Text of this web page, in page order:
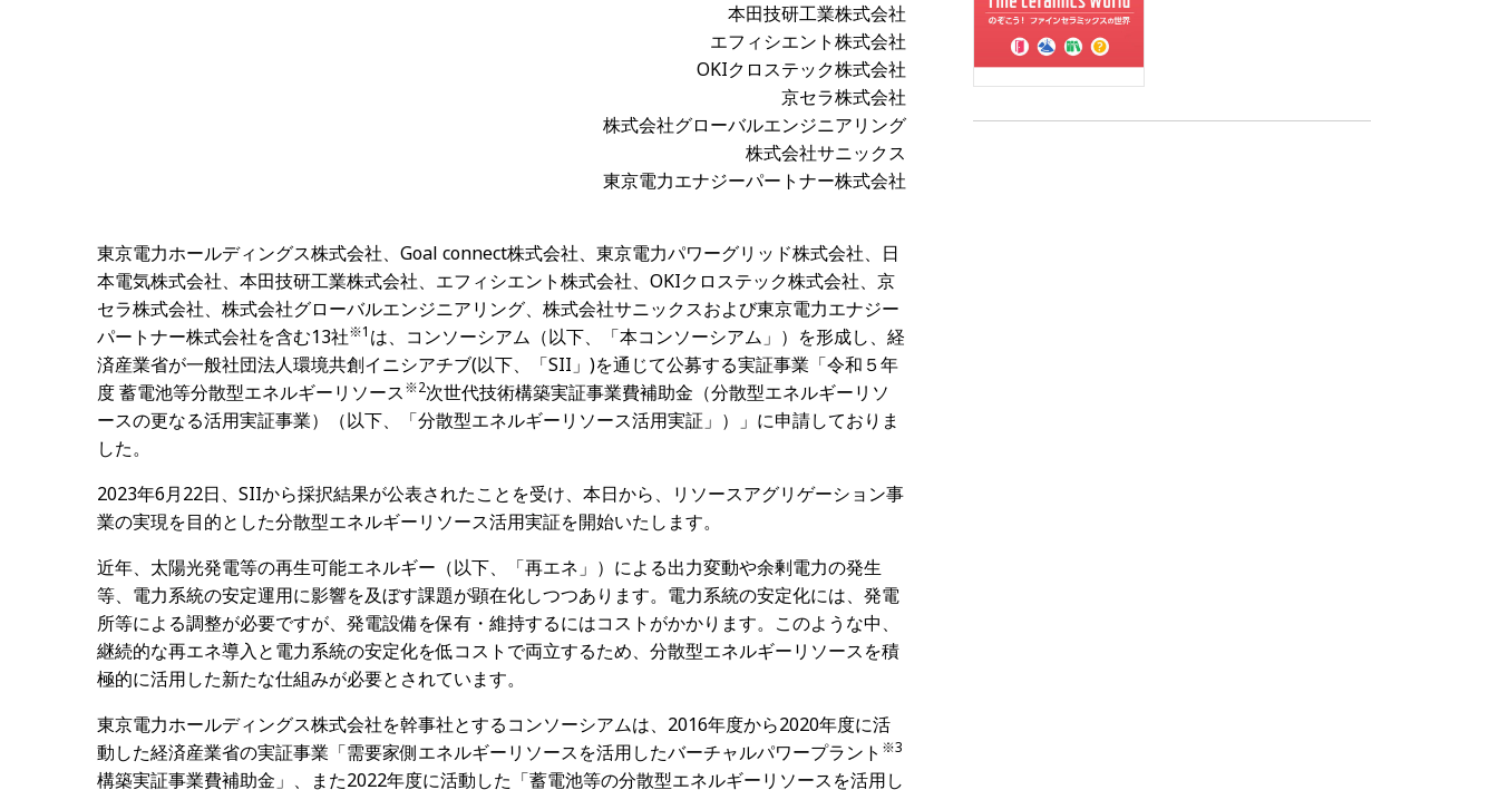
本田技研工業株式会社
エフィシエント株式会社
OKIクロステック株式会社
京セラ株式会社
株式会社グローバルエンジニアリング
株式会社サニックス
東京電力エナジーパートナー株式会社
東京電力ホールディングス株式会社、 Goal connect株式会社、東京電力パワーグリッド株式会社、日
本電気株式会社、本田技研工業株式会社、エフィシエント株式会社、 OKIクロステック株式会社、京
セラ株式会社、株式会社グローバルエンジニアリング、株式会社サニックスおよび東京電力エナジー
パートナー株式会社を含む13社※1 は、コンソーシアム（以下、「本コンソーシアム」）を形成し、経
済産業省が一般社団法人環境共創イニシアチブ(以下、「SII 」 )を通じて公募する実証事業「令和５年
度 蓄電池等分散型エネルギーリソース※2次世代技術構築実証事業費補助金（分散型エネルギーリソ
ースの更なる活用実証事業）（以下、「分散型エネルギーリソース活用実証」）」に申請しておりま
した。
2023年6月22日、 SIIから採択結果が公表されたことを受け、本日から、リソースアグリゲーション事
業の実現を目的とした分散型エネルギーリソース活用実証を開始いたします。
近年、太陽光発電等の再生可能エネルギー（以下、「再エネ」）による出力変動や余剰電力の発生
等、電力系統の安定運用に影響を及ぼす課題が顕在化しつつあります。電力系統の安定化には、発電
所等による調整が必要ですが、発電設備を保有・維持するにはコストがかかります。このような中、
継続的な再エネ導入と電力系統の安定化を低コストで両立するため、分散型エネルギーリソースを積
極的に活用した新たな仕組みが必要とされています。
東京電力ホールディングス株式会社を幹事社とするコンソーシアムは、 2016年度から2020年度に活
動した経済産業省の実証事業「需要家側エネルギーリソースを活用したバーチャルパワープラント ※3
構築実証事業費補助金」、また2022年度に活動した「蓄電池等の分散型エネルギーリソースを活用し